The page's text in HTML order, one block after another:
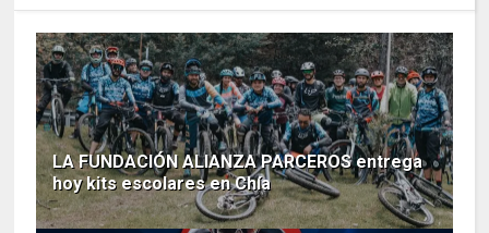
LA FUNDACIÓN ALIANZA PARCEROS entrega
hoy kits escolares en Chía